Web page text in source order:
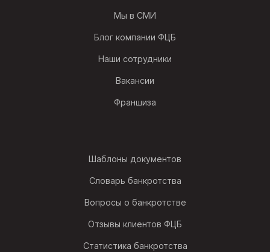
Мы в СМИ
Блог компании ФЦБ
Наши сотрудники
Вакансии
Франшиза
Шаблоны документов
Словарь банкротства
Вопросы о банкротстве
Отзывы клиентов ФЦБ
Статистика банкротства